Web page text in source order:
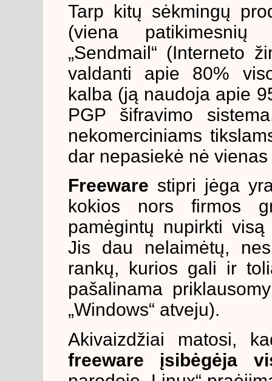
Tarp kitų sėkmingų
(viena patikimesnių
„Sendmail“ (Interneto
valdanti apie 80%
kalba (ją naudoja apie
PGP šifravimo
nekomerciniams
dar nepasiekė nė
Freeware stipri jėga
kokios nors firmos
pamėgintų nupirkti visą
Jis dau nelaimėtų,
rankų, kurios gali ir
pašalinama
„Windows“ atveju).
Akivaizdžiai matosi,
freeware įsibėgėja